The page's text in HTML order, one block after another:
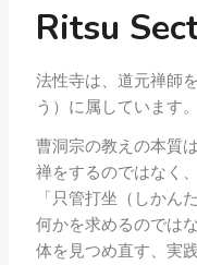
Ritsu
法性寺は、道元禅師
う）に属しています。
曹洞宗の教えの本質
禅をするのではなく
「只管打坐（しかん
何かを求めるのでは
体を見つめ直す、実